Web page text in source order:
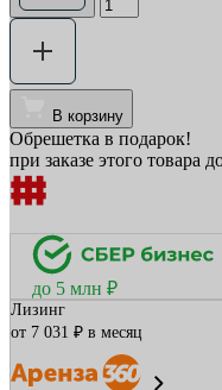
В корзину
Обрешетка в подарок!
при заказе этого товара
до 5 млн ₽
Лизинг
от 7 031 ₽ в месяц